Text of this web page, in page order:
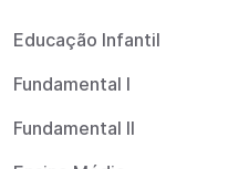
Educação Infantil
Fundamental I
Fundamental II